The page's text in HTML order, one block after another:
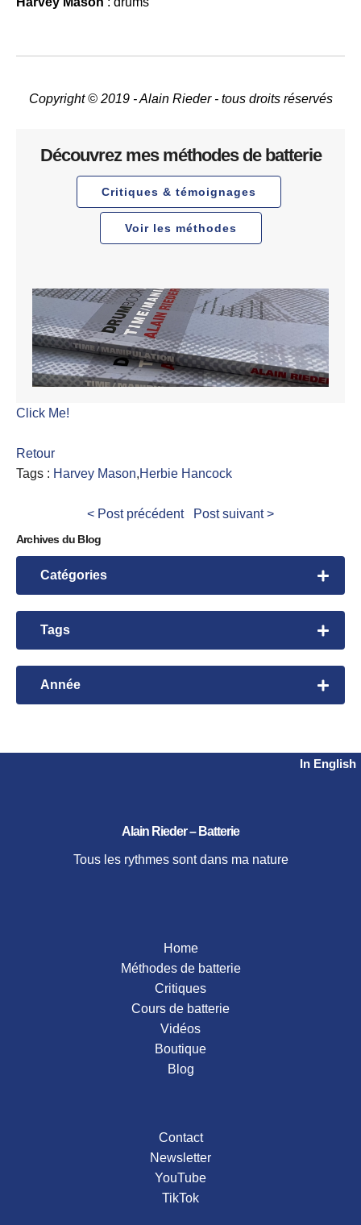
Copyright © 2019 - Alain Rieder - tous droits réservés
Découvrez mes méthodes de batterie
Critiques & témoignages
Voir les méthodes
Click Me!
Retour
Tags : Harvey Mason,Herbie Hancock
< Post précédent Post suivant >
Archives du Blog
Catégories
Rhythmic Exploration
Time Initiation
Time Manipulation
videos
Tags
David Garibaldi
Harvey Mason
Nanigo
Année
2023
In English
Alain Rieder – Batterie
Tous les rythmes sont dans ma nature
Home
Méthodes de batterie
Critiques
Cours de batterie
Vidéos
Boutique
Blog
Contact
Newsletter
YouTube
TikTok